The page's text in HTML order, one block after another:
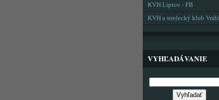
KVH Liptov - FB
KVH a strelecký klub
VYHĽADÁVANIE